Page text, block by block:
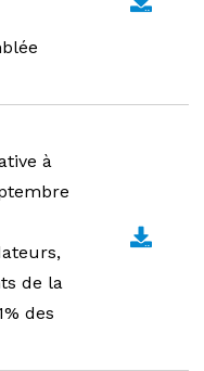
à
de la
des